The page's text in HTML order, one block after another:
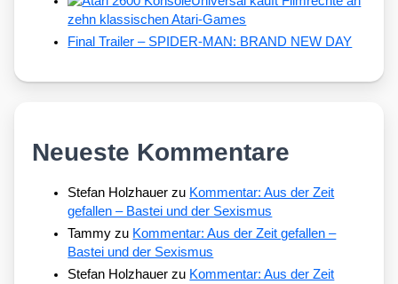
zehn klassischen Atari-Games
Final Trailer – SPIDER-MAN: BRAND NEW DAY
Neueste Kommentare
Stefan Holzhauer zu Kommentar: Aus der Zeit
gefallen – Bastei und der Sexismus
Tammy zu Kommentar: Aus der Zeit gefallen –
Bastei und der Sexismus
Stefan Holzhauer zu Kommentar: Aus der Zeit